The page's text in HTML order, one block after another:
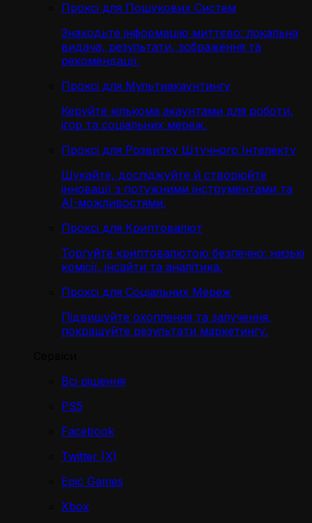
Проксі для Пошукових Систем
Знаходьте інформацію миттєво: локальна
видача, результати, зображення та
рекомендації.
Проксі для Мультиакаунтингу
Керуйте кількома акаунтами для роботи,
ігор та соціальних мереж.
Проксі для Розвитку Штучного Інтелекту
Шукайте, досліджуйте й створюйте
інновації з потужними інструментами та
AI-можливостями.
Проксі для Криптовалют
Торгуйте криптовалютою безпечно: низькі
комісії, інсайти та аналітика.
Проксі для Соціальних Мереж
Підвищуйте охоплення та залучення,
покращуйте результати маркетингу.
Всі рішення
PS5
Facebook
Twitter (X)
Epic Games
Xbox